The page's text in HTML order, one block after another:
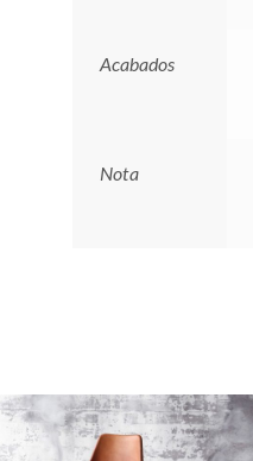
Acabados
Nota